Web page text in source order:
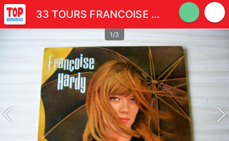
33 TOURS FRANCOISE HARDY Tous les garçons et les filles
1/3